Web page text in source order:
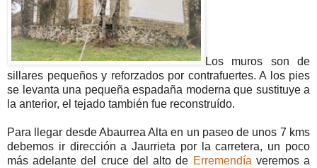
Los muros son de
sillares pequeños y reforzados por contrafuertes. A los pies
se levanta una pequeña espadaña moderna que sustituye a
la anterior, el tejado también fue reconstruído.
Para llegar desde Abaurrea Alta en un paseo de unos 7 kms
debemos ir dirección a Jaurrieta por la carretera, un poco
más adelante del cruce del alto de Erremendía veremos a